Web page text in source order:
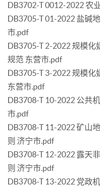
DB3702-T 0012-2022 农
DB3705-T 01-2022 盐碱
市.pdf
DB3705-T 2-2022 规模
规范 东营市.pdf
DB3705-T 3-2022 规模
东营市.pdf
DB3708-T 10-2022 公共
市.pdf
DB3708-T 11-2022 矿山
则 济宁市.pdf
DB3708-T 12-2022 露天
则 济宁市.pdf
DB3708-T 13-2022 党政